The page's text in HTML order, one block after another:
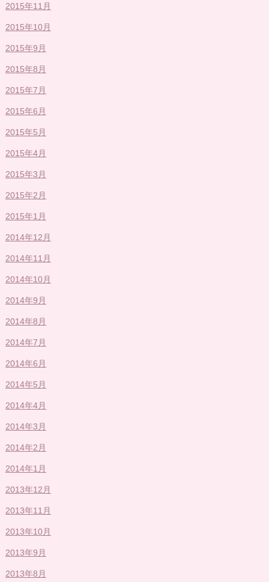
2015年11月
2015年10月
2015年9月
2015年8月
2015年7月
2015年6月
2015年5月
2015年4月
2015年3月
2015年2月
2015年1月
2014年12月
2014年11月
2014年10月
2014年9月
2014年8月
2014年7月
2014年6月
2014年5月
2014年4月
2014年3月
2014年2月
2014年1月
2013年12月
2013年11月
2013年10月
2013年9月
2013年8月